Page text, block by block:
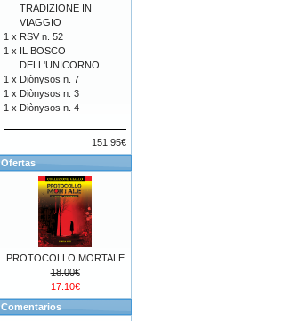
TRADIZIONE IN
VIAGGIO
1 x RSV n. 52
1 x IL BOSCO
DELL'UNICORNO
1 x Diònysos n. 7
1 x Diònysos n. 3
1 x Diònysos n. 4
151.95€
Ofertas
PROTOCOLLO MORTALE
18.00€
17.10€
Comentarios